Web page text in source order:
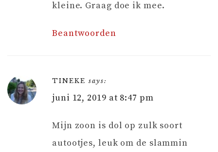
kleine. Graag doe ik mee.
Beantwoorden
TINEKE says:
juni 12, 2019 at 8:47 pm
Mijn zoon is dol op zulk soort
autootjes, leuk om de slammin